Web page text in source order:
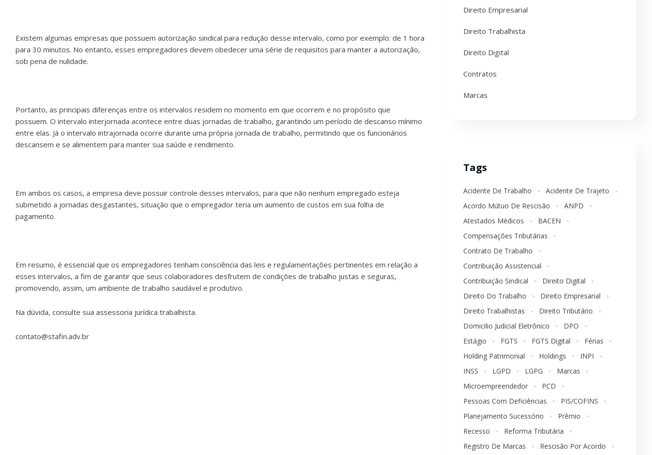
Existem algumas empresas que possuem autorização sindical para redução desse intervalo, como por exemplo: de 1 hora
para 30 minutos. No entanto, esses empregadores devem obedecer uma série de requisitos para manter a autorização,
sob pena de nulidade.
Portanto, as principais diferenças entre os intervalos residem no momento em que ocorrem e no propósito que
possuem. O intervalo interjornada acontece entre duas jornadas de trabalho, garantindo um período de descanso mínimo
entre elas. Já o intervalo intrajornada ocorre durante uma própria jornada de trabalho, permitindo que os funcionários
descansem e se alimentem para manter sua saúde e rendimento.
Em ambos os casos, a empresa deve possuir controle desses intervalos, para que não nenhum empregado esteja
submetido a jornadas desgastantes, situação que o empregador teria um aumento de custos em sua folha de
pagamento.
Em resumo, é essencial que os empregadores tenham consciência das leis e regulamentações pertinentes em relação a
esses intervalos, a fim de garantir que seus colaboradores desfrutem de condições de trabalho justas e seguras,
promovendo, assim, um ambiente de trabalho saudável e produtivo.
Na dúvida, consulte sua assessoria jurídica trabalhista.
contato@stafin.adv.br
Direito Empresarial
Direito Trabalhista
Direito Digital
Contratos
Marcas
Tags
Acidente De Trabalho
Acidente De Trajeto
Acordo Mútuo De Rescisão
ANPD
Atestados Médicos
BACEN
Compensações Tributárias
Contrato De Trabalho
Contribuição Assistencial
Contribuição Sindical
Direito Digital
Direito Do Trabalho
Direito Empresarial
Direito Trabalhistas
Direito Tributário
Domicilio Judicial Eletrônico
DPO
Estágio
FGTS FGTS Digital
Férias
Holding Patrimonial
Holdings
INPI
INSS
LGPD LGPG
Marcas
Microempreendedor
PCD
Pessoas Com Deficiências
PIS/COFINS
Planejamento Sucessório
Prêmio
Recesso
Reforma Tributária
Registro De Marcas
Rescisão Por Acordo